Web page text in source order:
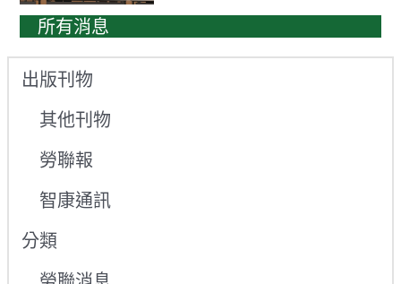
所有消息
出版刊物
其他刊物
勞聯報
智康通訊
分類